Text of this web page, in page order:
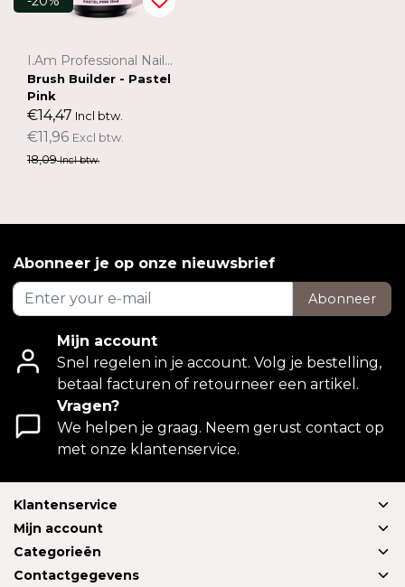
I.Am Professional Nail Systems
Brush Builder - Pastel
Pink
€14,47 Incl btw.
€11,96 Excl btw.
18,09Incl btw.
Abonneer je op onze nieuwsbrief
Abonneer
Mijn account
Snel regelen in je account. Volg je bestelling,
betaal facturen of retourneer een artikel.
Vragen?
We helpen je graag. Neem gerust contact op
met onze klantenservice.
Klantenservice
Mijn account
Categorieën
Contactgegevens